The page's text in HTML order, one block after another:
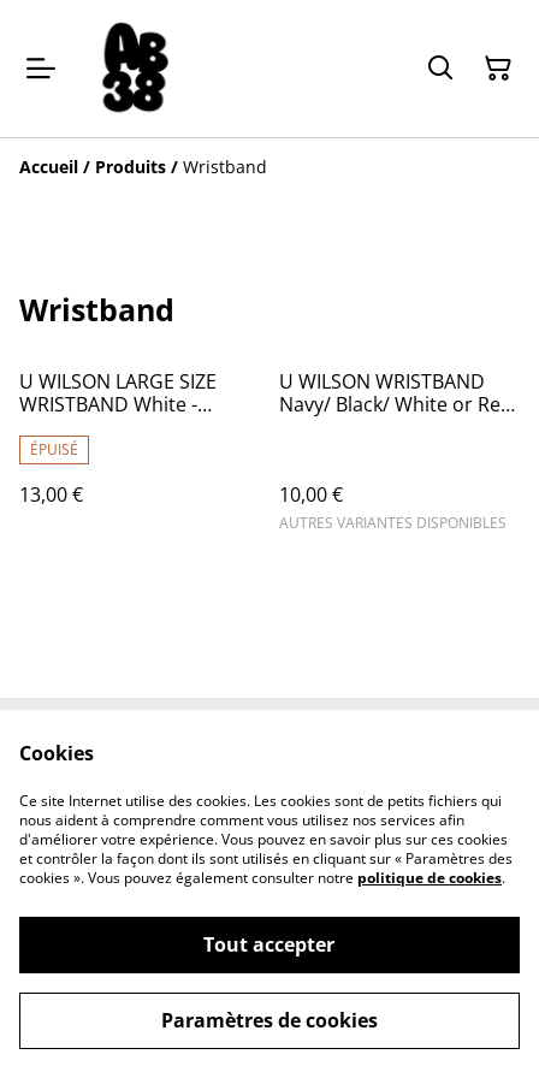
Accueil / Produits / Wristband
Wristband
U WILSON LARGE SIZE
WRISTBAND White -
ÉPUISÉ
13,00 €
U WILSON WRISTBAND
Navy/ Black/ White or Red
10,00 €
AUTRES VARIANTES DISPONIBLES
Politique de
confidentialité
Politique de cookies
©2026AB38
powered by
Cookies
Ce site Internet utilise des cookies. Les cookies sont de petits fichiers qui
nous aident à comprendre comment vous utilisez nos services afin
d'améliorer votre expérience. Vous pouvez en savoir plus sur ces cookies
et contrôler la façon dont ils sont utilisés en cliquant sur « Paramètres des
cookies ». Vous pouvez également consulter notre politique de cookies.
Tout accepter
Paramètres de cookies